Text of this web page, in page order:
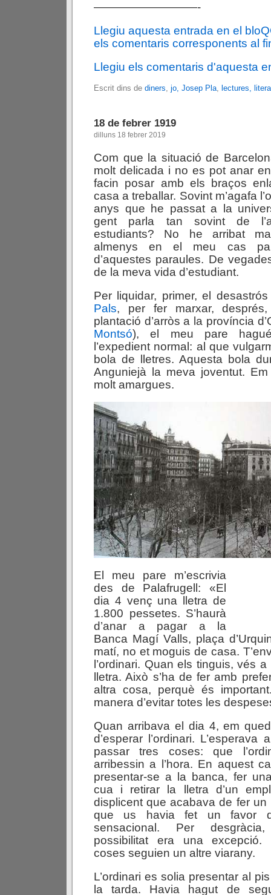
—————————-
Llegiu aquesta entrada en el
els comentaris corresponents al
Llegiu els comentaris d'aquesta
Escrit dins de diners, jo, Josep Pla, lectures,
18 de febrer 1919
dilluns 18 febrer 2019
Com que la situació de
molt delicada i no es pot anar
facin posar amb els braços
casa a treballar. Sovint m’agafa
anys que he passat a la
gent parla tan sovint de
estudiants? No he arribat
almenys en el meu cas
d’aquestes paraules. De
de la meva vida d’estudiant.
Per liquidar, primer, el desastrós
Pals, per fer marxar,
plantació d’arròs a la província
Montsó), el meu pare
l’expedient normal: al que
bola de lletres. Aquesta bola
Anguniejà la meva joventut.
molt amargues.
El meu pare m’escrivia
des de Palafrugell: «El
dia 4 venç una lletra de
1.800 pessetes. S’haurà
d’anar a pagar a la
Banca Magí Valls, plaça
matí, no et moguis de casa.
l’ordinari. Quan els tinguis, vés
lletra. Això s’ha de fer amb
altra cosa, perquè és
manera d’evitar totes les
Quan arribava el dia 4, em
d’esperar l’ordinari. L’esperava
passar tres coses: que
arribessin a l’hora. En aquest
presentar-se a la banca, fer
cua i retirar la lletra d’un
displicent que acabava de fer un
que us havia fet un favor
sensacional. Per
possibilitat era una excepció.
coses seguien un altre viarany.
L’ordinari es solia presentar al
la tarda. Havia hagut de